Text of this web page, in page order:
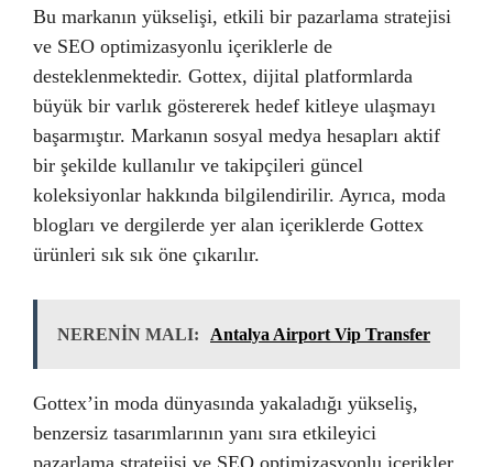
Bu markanın yükselişi, etkili bir pazarlama stratejisi
ve SEO optimizasyonlu içeriklerle de
desteklenmektedir. Gottex, dijital platformlarda
büyük bir varlık göstererek hedef kitleye ulaşmayı
başarmıştır. Markanın sosyal medya hesapları aktif
bir şekilde kullanılır ve takipçileri güncel
koleksiyonlar hakkında bilgilendirilir. Ayrıca, moda
blogları ve dergilerde yer alan içeriklerde Gottex
ürünleri sık sık öne çıkarılır.
NERENİN MALI: Antalya Airport Vip Transfer
Gottex’in moda dünyasında yakaladığı yükseliş,
benzersiz tasarımlarının yanı sıra etkileyici
pazarlama stratejisi ve SEO optimizasyonlu içerikler